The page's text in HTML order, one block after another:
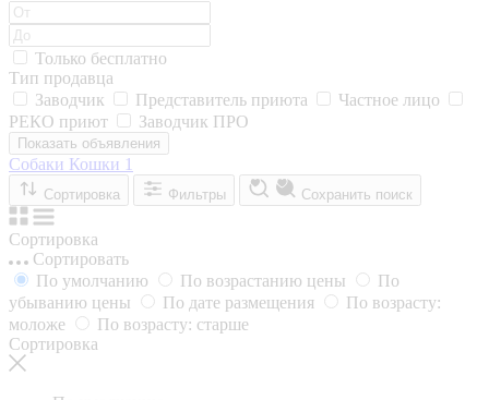
Только бесплатно
Тип продавца
Заводчик
Представитель приюта
Частное лицо
РЕКО приют
Заводчик ПРО
Показать объявления
Собаки Кошки 1
Сортировка Фильтры Сохранить поиск
Сортировка
Сортировать
По умолчанию
По возрастанию цены
По
убыванию цены
По дате размещения
По возрасту:
моложе
По возрасту: старше
Сортировка